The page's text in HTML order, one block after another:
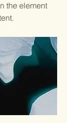
the element